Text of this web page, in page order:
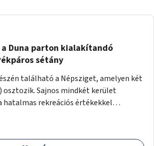
a Duna parton kialakítandó
sétány
található a Népsziget, amelyen két
osztozik. Sajnos mindkét kerület
hatalmas rekreációs értékekkel
Innen egy eléggé rossz állapotú